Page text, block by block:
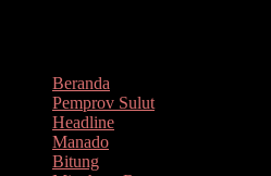
Beranda
Pemprov Sulut
Headline
Manado
Bitung